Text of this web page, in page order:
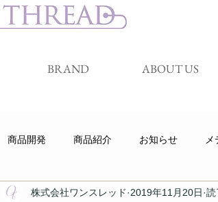
BRAND ABOUT US
商品開発 商品紹介 お知らせ
クラウドファンディング キャンペーン
株式会社ワンスレッド 2019年11月20日 読